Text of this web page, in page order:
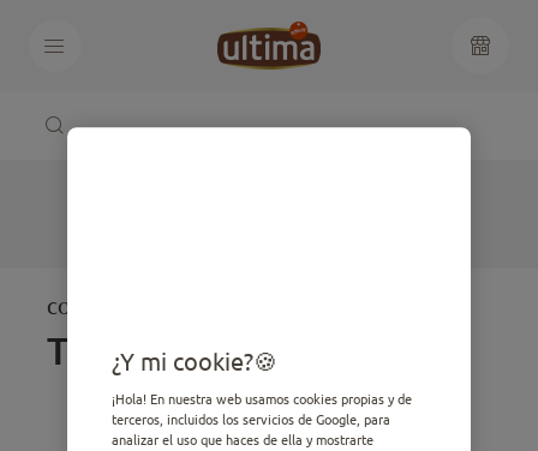
CONSEJOS PARA TU
Todos¿Y mi cookie?
¡Hola! En nuestra web usamos cookies propias y de
terceros, incluidos los servicios de Google, para
analizar el uso que haces de ella y mostrarte